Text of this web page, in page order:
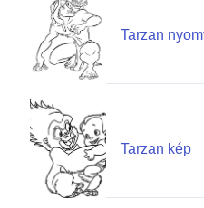
Tarzan
Tarzan kép